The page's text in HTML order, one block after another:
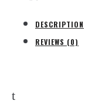
брони)
(КВТ
DESCRIPTION
REVIEWS (0)
t